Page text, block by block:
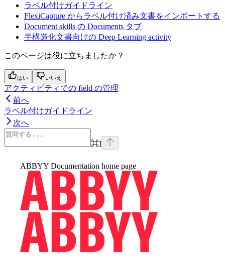
ラベル付けガイドライン
FlexiCapture からラベル付け済み文書をインポートする
Document skills の Documents タブ
半構造化文書向けの Deep Learning activity
このページは役に立ちましたか？
はい いいえ
アクティビティでの field の管理
前へ
ラベル付けガイドライン
次へ
⌘I
ABBYY Documentation home page